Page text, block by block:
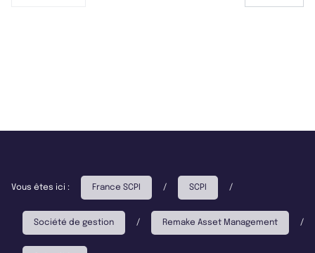
Vous êtes ici : France SCPI / SCPI /
Société de gestion / Remake Asset Management /